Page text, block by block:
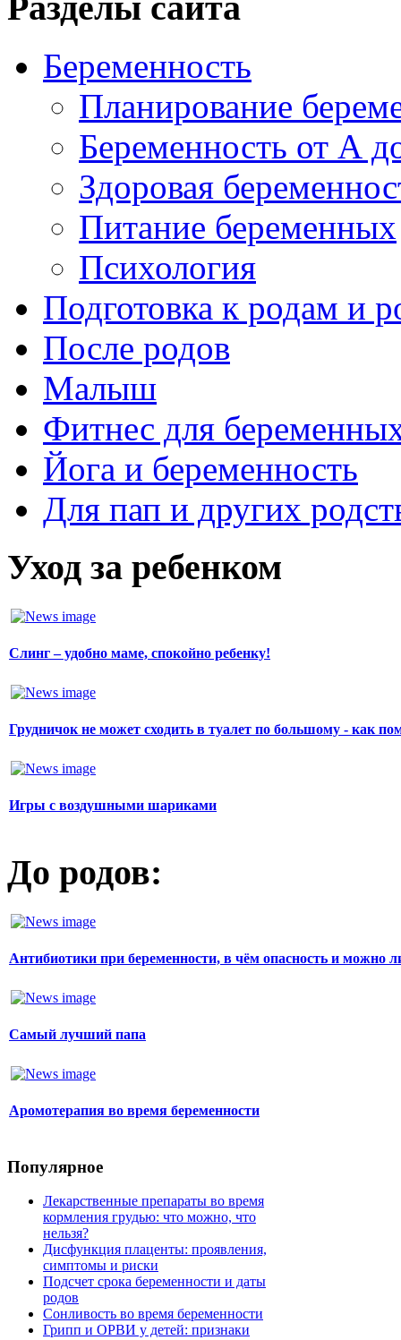
Беременность
Планирование
Беременность от А
Здоровая
Питание беременных
Психология
Подготовка к родам и
После родов
Малыш
Фитнес для
Йога и беременность
Для пап и других
Уход за ребенком
Слинг – удобно маме, спокойно ребенку!
Грудничок не может сходить в туалет по большому - как
Игры с воздушными шариками
До родов:
Антибиотики при беременности, в чём опасность и можно
Самый лучший папа
Аромотерапия во время беременности
Популярное
Лекарственные препараты во время
кормления грудью: что можно, что
нельзя?
Дисфункция плаценты: проявления,
симптомы и риски
Подсчет срока беременности и даты
родов
Сонливость во время беременности
Грипп и ОРВИ у детей: признаки